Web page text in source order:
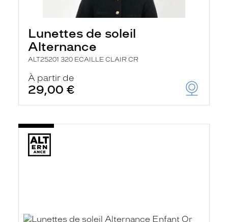
Lunettes de soleil
Alternance
ALT25201 320 ECAILLE CLAIR CR
À partir de
29,00 €